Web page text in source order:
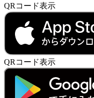
QRコード表示
QRコード表示